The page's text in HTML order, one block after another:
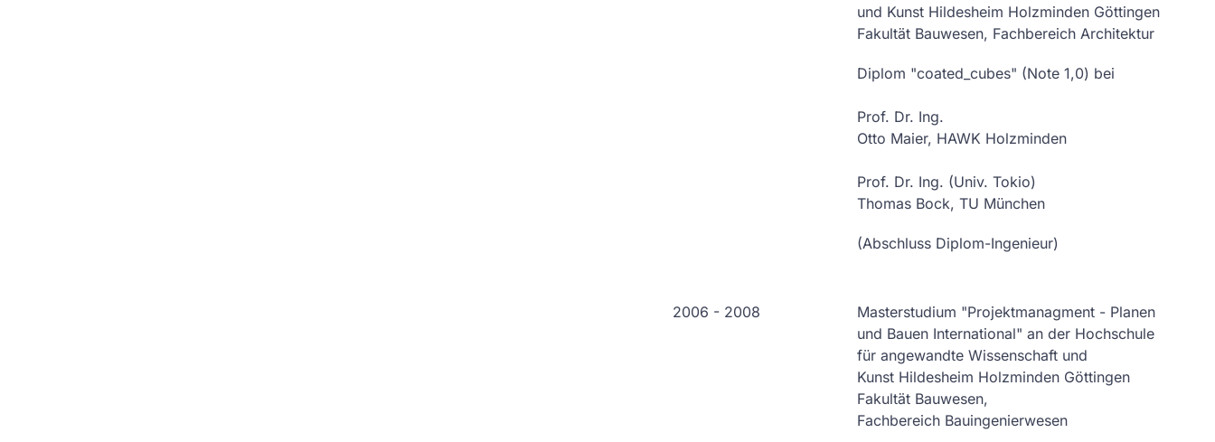
und Kunst Hildesheim Holzminden Göttingen
Fakultät Bauwesen, Fachbereich Architektur
Diplom "coated_cubes" (Note 1,0) bei
Prof. Dr. Ing.
Otto Maier, HAWK Holzminden
Prof. Dr. Ing. (Univ. Tokio)
Thomas Bock, TU München
(Abschluss Diplom-Ingenieur)
2006 - 2008
Masterstudium "Projektmanagment - Planen
und Bauen International" an der Hochschule
für angewandte Wissenschaft und
Kunst Hildesheim Holzminden Göttingen
Fakultät Bauwesen,
Fachbereich Bauingenierwesen